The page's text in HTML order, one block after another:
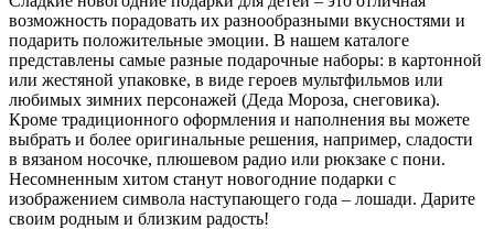
возможность порадовать их разнообразными вкусностями и
подарить положительные эмоции. В нашем каталоге
представлены самые разные подарочные наборы: в картонной
или жестяной упаковке, в виде героев мультфильмов или
любимых зимних персонажей (Деда Мороза, снеговика).
Кроме традиционного оформления и наполнения вы можете
выбрать и более оригинальные решения, например, сладости
в вязаном носочке, плюшевом радио или рюкзаке с пони.
Несомненным хитом станут новогодние подарки с
изображением символа наступающего года – лошади. Дарите
своим родным и близким радость!